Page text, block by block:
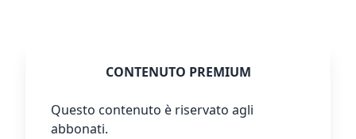
CONTENUTO PREMIUM
Questo contenuto è riservato agli
abbonati.